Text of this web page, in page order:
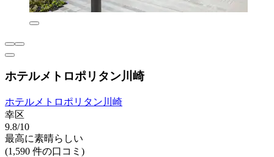
ホテルメトロポリタン川崎
ホテルメトロポリタン川崎
幸区
9.8/10
最高に素晴らしい
(1,590 件の口コミ)